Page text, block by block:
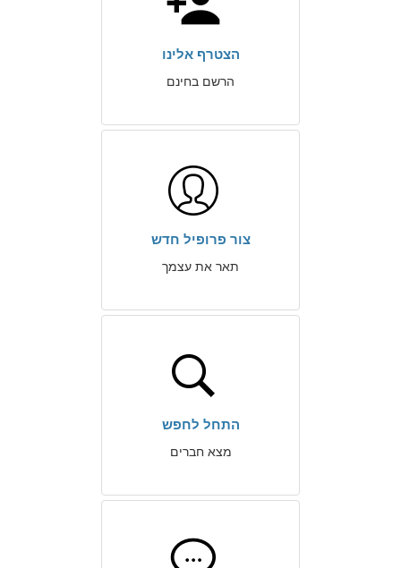
הצטרף אלינו
הרשם בחינם
צור פרופיל חדש
תאר את עצמך
התחל לחפש
מצא חברים